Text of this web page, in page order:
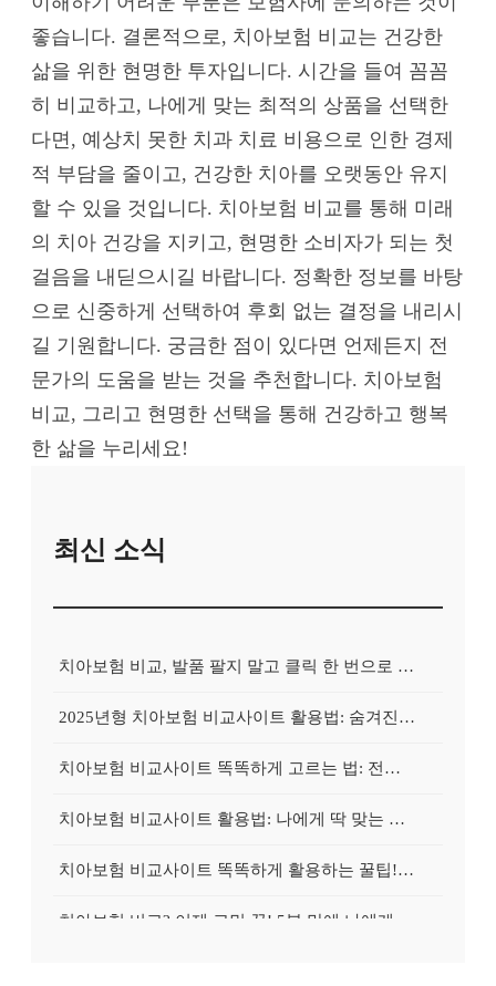
좋습니다. 결론적으로, 치아보험 비교는 건강한
삶을 위한 현명한 투자입니다. 시간을 들여 꼼꼼
히 비교하고, 나에게 맞는 최적의 상품을 선택한
다면, 예상치 못한 치과 치료 비용으로 인한 경제
적 부담을 줄이고, 건강한 치아를 오랫동안 유지
할 수 있을 것입니다. 치아보험 비교를 통해 미래
의 치아 건강을 지키고, 현명한 소비자가 되는 첫
걸음을 내딛으시길 바랍니다. 정확한 정보를 바탕
으로 신중하게 선택하여 후회 없는 결정을 내리시
길 기원합니다. 궁금한 점이 있다면 언제든지 전
문가의 도움을 받는 것을 추천합니다. 치아보험
비교, 그리고 현명한 선택을 통해 건강하고 행복
한 삶을 누리세요!
최신 소식
치아보험 비교, 발품 팔지 말고 클릭 한 번으로 끝내는 비법! 후기 대방출
2025년형 치아보험 비교사이트 활용법: 숨겨진 보험금 100% 환급 전략
치아보험 비교사이트 똑똑하게 고르는 법: 전문가가 알려주는 5가지 꿀팁
치아보험 비교사이트 활용법: 나에게 딱 맞는 보험, 손쉽게 찾는 비법 공개
치아보험 비교사이트 똑똑하게 활용하는 꿀팁! 내 보험금 최대 2배로 불리기